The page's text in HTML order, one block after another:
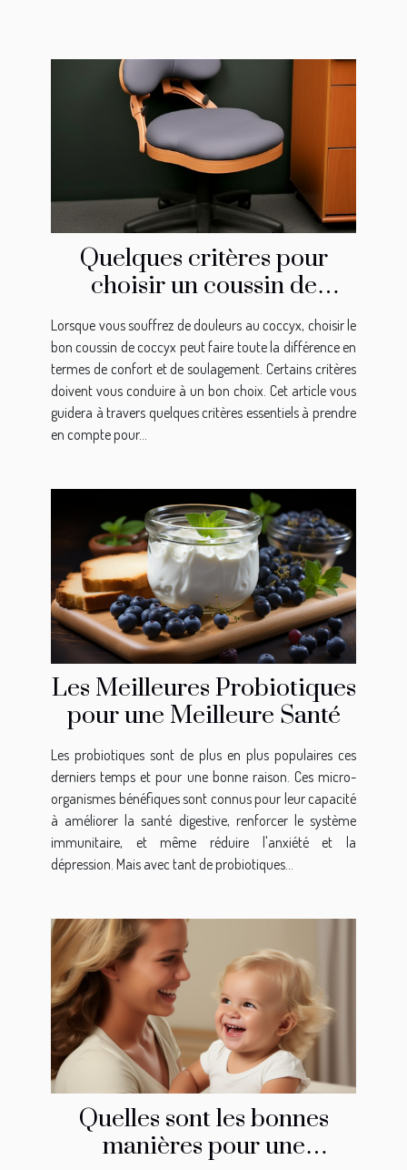
Quelques critères pour
choisir un coussin de
coccyx
Lorsque vous souffrez de douleurs au coccyx, choisir le
bon coussin de coccyx peut faire toute la différence en
termes de confort et de soulagement. Certains critères
doivent vous conduire à un bon choix. Cet article vous
guidera à travers quelques critères essentiels à prendre
en compte pour...
Les Meilleures Probiotiques
pour une Meilleure Santé
Les probiotiques sont de plus en plus populaires ces
derniers temps et pour une bonne raison. Ces micro-
organismes bénéfiques sont connus pour leur capacité
à améliorer la santé digestive, renforcer le système
immunitaire, et même réduire l'anxiété et la
dépression. Mais avec tant de probiotiques...
Quelles sont les bonnes
manières pour une